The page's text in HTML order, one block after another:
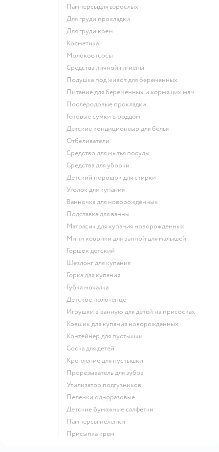
памперсыдля взрослых
для груди прокладки
для груди крем
косметика
Молокоотсосы
средства личной гигиены
подушка под живот для беременных
питание для беременных и кормящих мам
послеродовые прокладки
готовые сумки в роддом
детские кондиционеыр для белья
отбеливатели
средство для мытья посуды
средства для уборки
детский порошок для стирки
уголок для купания
ванночка для новорожденных
подставка для ванны
матрасик для купания новорожденных
мини коврики для ванной для малышей
горшок детский
шезлонг для купания
горка для купания
губка мочалка
детское полотенце
игрушки в ванную для детей на присосках
ковшик для купания новорожденных
контейнер для пустышки
соска для детей
крепление для пустышки
прорезыватель для зубов
утилизатор подгузников
пеленки одноразовые
детские бумажные салфетки
памперсы пеленки
присыпка крем